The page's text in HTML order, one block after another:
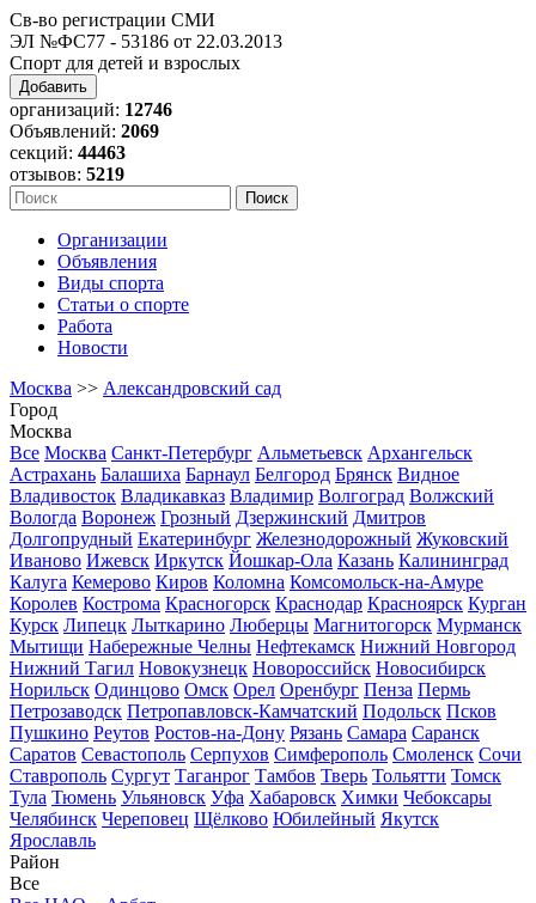
Св-во регистрации СМИ
ЭЛ №ФС77 - 53186 от 22.03.2013
Спорт для детей и взрослых
Добавить
организаций: 12746
Объявлений: 2069
секций: 44463
отзывов: 5219
Организации
Объявления
Виды спорта
Статьи о спорте
Работа
Новости
Москва >> Александровский сад
Город
Москва
Все Москва Санкт-Петербург Альметьевск Архангельск
Астрахань Балашиха Барнаул Белгород Брянск Видное
Владивосток Владикавказ Владимир Волгоград Волжский
Вологда Воронеж Грозный Дзержинский Дмитров
Долгопрудный Екатеринбург Железнодорожный Жуковский
Иваново Ижевск Иркутск Йошкар-Ола Казань Калининград
Калуга Кемерово Киров Коломна Комсомольск-на-Амуре
Королев Кострома Красногорск Краснодар Красноярск Курган
Курск Липецк Лыткарино Люберцы Магнитогорск Мурманск
Мытищи Набережные Челны Нефтекамск Нижний Новгород
Нижний Тагил Новокузнецк Новороссийск Новосибирск
Норильск Одинцово Омск Орел Оренбург Пенза Пермь
Петрозаводск Петропавловск-Камчатский Подольск Псков
Пушкино Реутов Ростов-на-Дону Рязань Самара Саранск
Саратов Севастополь Серпухов Симферополь Смоленск Сочи
Ставрополь Сургут Таганрог Тамбов Тверь Тольятти Томск
Тула Тюмень Ульяновск Уфа Хабаровск Химки Чебоксары
Челябинск Череповец Щёлково Юбилейный Якутск
Ярославль
Район
Все